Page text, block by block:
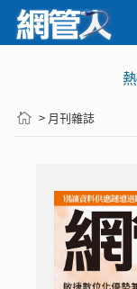
> 月刊雜誌